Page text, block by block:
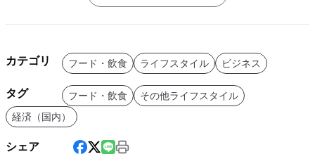
カテゴリ フード・飲食 ライフスタイル ビジネス
タグ フード・飲食
その他ライフスタイル
経済（国内）
シェア